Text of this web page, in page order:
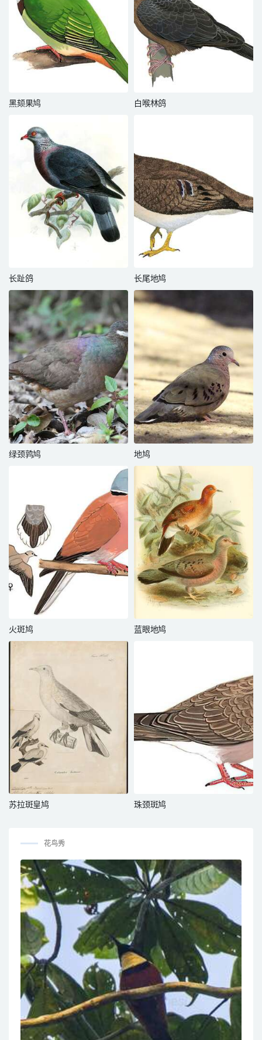
黑颏果鸠 白喉林鸽
长趾鸽 长尾地鸠
绿颈鹑鸠 地鸠
火斑鸠 蓝眼地鸠
苏拉斑皇鸠 珠颈斑鸠
花鸟秀